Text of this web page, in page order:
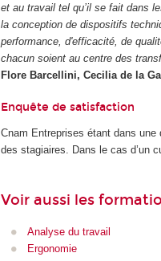
et au travail tel qu’il se fait dans
la conception de dispositifs
performance, d'efficacité, de
chacun soient au centre des
Flore Barcellini, Cecilia de la
Enquête de satisfaction
Cnam Entreprises étant dans
des stagiaires. Dans le cas d’un
Voir aussi les
Analyse du travail
Ergonomie